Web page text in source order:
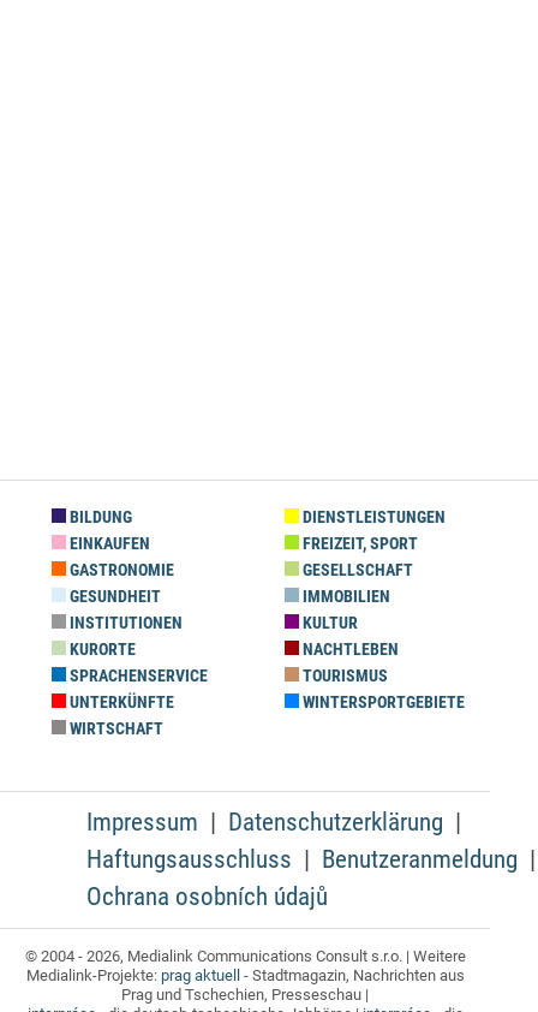
BILDUNG
DIENSTLEISTUNGEN
EINKAUFEN
FREIZEIT, SPORT
GASTRONOMIE
GESELLSCHAFT
GESUNDHEIT
IMMOBILIEN
INSTITUTIONEN
KULTUR
KURORTE
NACHTLEBEN
SPRACHENSERVICE
TOURISMUS
UNTERKÜNFTE
WINTERSPORTGEBIETE
WIRTSCHAFT
Impressum
Datenschutzerklärung
Haftungsausschluss
Benutzeranmeldung
Ochrana osobních údajů
© 2004 - 2026, Medialink Communications Consult s.r.o. | Weitere
Medialink-Projekte: prag aktuell - Stadtmagazin, Nachrichten aus
Prag und Tschechien, Presseschau |